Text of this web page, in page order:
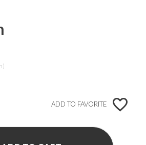
ADD TO FAVORITE